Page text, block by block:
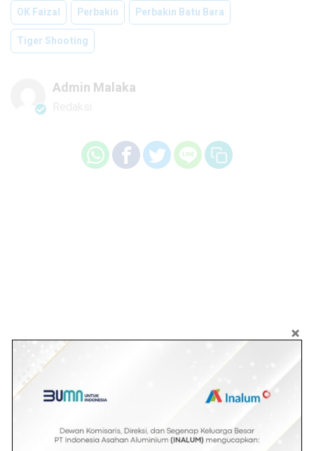
OK Faizal
Perbakin
Perbakin Batu Bara
Tiger Shooting
Admin Malaka